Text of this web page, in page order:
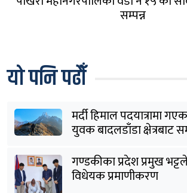
सम्पन्न
यो पनि पढौँ
मर्दी हिमाल पदयात्रामा
युवक बादलडाँडा क्षेत्रबाट
गण्डकीका प्रदेश प्रमुख
विधेयक प्रमाणीकरण